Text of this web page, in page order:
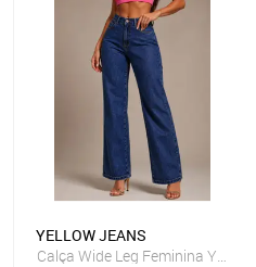
Flare Azul Escura com Caimento
YELLOW JEANS
Calça Wide Leg Feminina